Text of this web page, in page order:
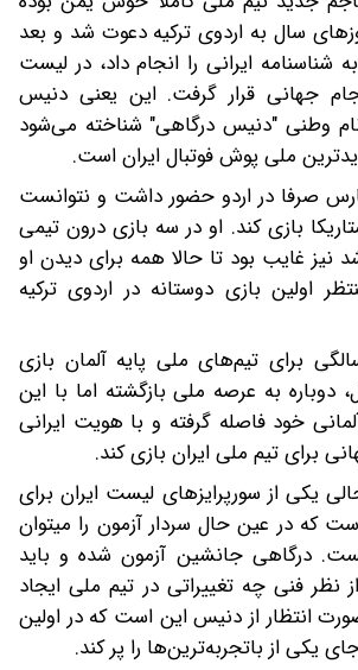
سال به اردوی ترکیه دعوت شد و بعد
شناسنامه ایرانی را انجام داد، در لیست
جهانی قرار گرفت. این یعنی دنیس
نام وطنی "دنیس درگاهی" شناخته می‌شود
ملی پوش فوتبال ایران است.
صرفا در اردو حضور داشت و نتوانست
بازی کند. او در سه بازی درون تیمی
نیز غایب بود تا حالا همه برای دیدن او
اولین بازی دوستانه در اردوی ترکیه
که تا 19 سالگی برای تیم‌های ملی پایه آلمان بازی
بعد از 10 سال، دوباره به عرصه ملی بازگشته اما با این
خود فاصله گرفته و با هویت ایرانی
برای تیم ملی ایران بازی کند.
یکی از سورپرایزهای لیست ایران برای
جهانی 2026 است که در عین حال سردار آزمون را میتوان
درگاهی جانشین آزمون شده و باید
نظر فنی چه تغییراتی در تیم ملی ایجاد
انتظار از دنیس این است که در اولین
یکی از باتجربه‌ترین‌ها را پر کند.